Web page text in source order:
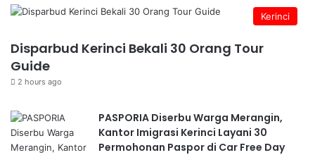
Kerinci
Disparbud Kerinci Bekali 30 Orang Tour
Guide
2 hours ago
PASPORIA Diserbu Warga Merangin,
Kantor Imigrasi Kerinci Layani 30
Permohonan Paspor di Car Free Day